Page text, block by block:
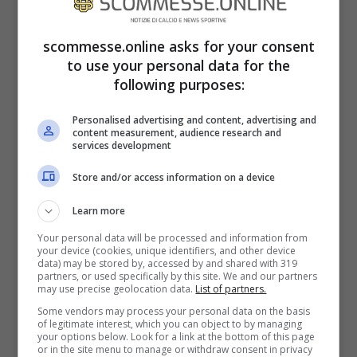
Haaland svela a tutti il suo segreto
La forma fisica di
impattare in maniera molto positiva sul suo
rendimento. Segna ogni anno gol a raffica,
trascina la squadra verso grandi risultati e
in determinate occasioni è in grado di fare
scommesse.online asks for your consent
to use your personal data for the
following purposes:
Personalised advertising and content, advertising and
content measurement, audience research and
services development
Store and/or access information on a device
Learn more
Your personal data will be processed and information from
your device (cookies, unique identifiers, and other device
data) may be stored by, accessed by and shared with 319
partners, or used specifically by this site. We and our partners
may use precise geolocation data. List of partners.
Some vendors may process your personal data on the basis
of legitimate interest, which you can object to by managing
your options below. Look for a link at the bottom of this page
or in the site menu to manage or withdraw consent in privacy